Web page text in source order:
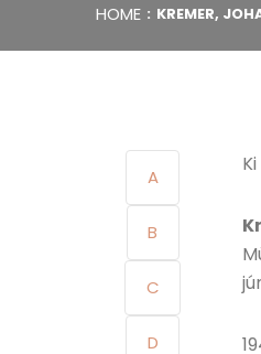
HOME KREMER,
A
B
C
D